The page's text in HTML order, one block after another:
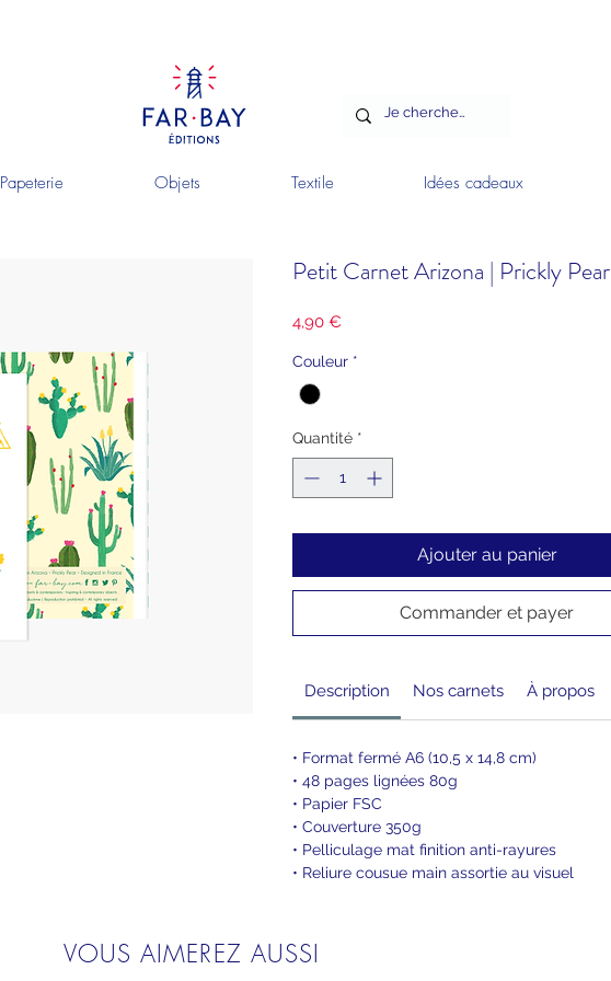
Petit Carnet Arizona | Prickly Pear
4,90 €
Couleur *
Quantité *
Ajouter au panier
Commander et payer
Description Nos carnets À propos
• Format fermé A6 (10,5 x 14,8 cm)
• 48 pages lignées 80g
• Papier FSC
• Couverture 350g
• Pelliculage mat finition anti-rayures
• Reliure cousue main assortie au visuel
VOUS AIMEREZ AUSSI
Papeterie Objets Textile Idées cadeaux